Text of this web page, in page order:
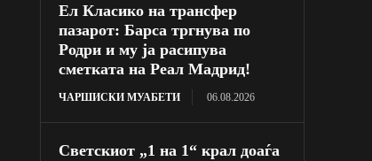
Ел Класико на трансфер
пазарот: Барса тргнува по
Родри и му ја расипува
сметката на Реал Мадрид!
ЧАРШИСКИ МУАБЕТИ 06.08.2026
Светскиот „1 на 1“ крал доаѓа